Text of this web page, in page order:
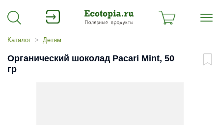
Каталог Детям
Органический шоколад Pacari Mint, 50
гр